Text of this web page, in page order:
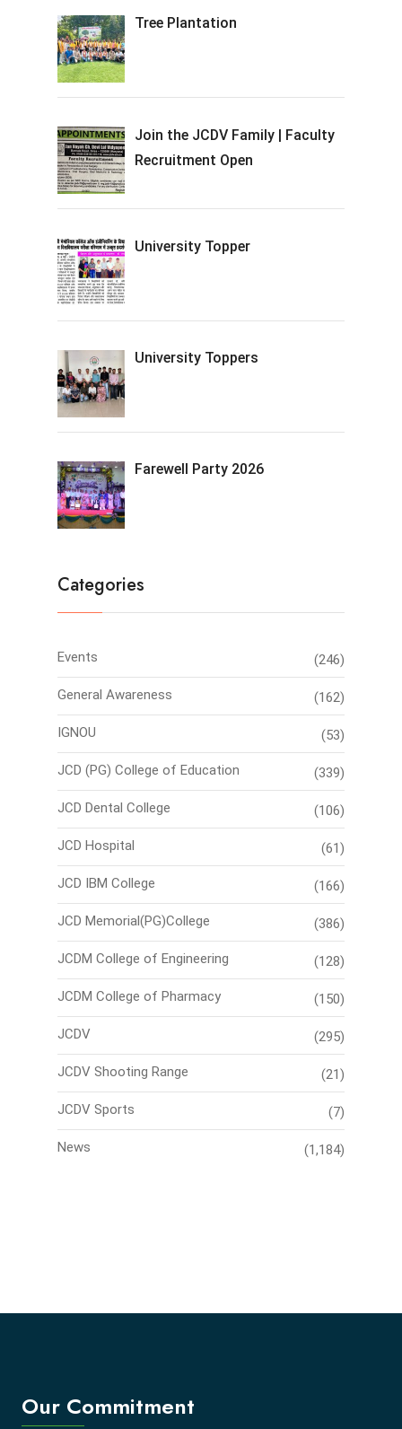
Tree Plantation
Join the JCDV Family | Faculty
Recruitment Open
University Topper
University Toppers
Farewell Party 2026
Categories
Events (246)
General Awareness (162)
IGNOU (53)
JCD (PG) College of Education (339)
JCD Dental College (106)
JCD Hospital (61)
JCD IBM College (166)
JCD Memorial(PG)College (386)
JCDM College of Engineering (128)
JCDM College of Pharmacy (150)
JCDV (295)
JCDV Shooting Range (21)
JCDV Sports (7)
News (1,184)
Our Commitment